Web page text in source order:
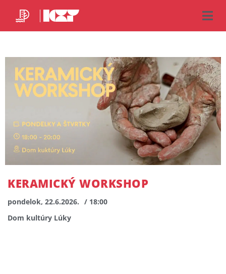
KERAMICKÝ WORKSHOP
pondelok, 22.6.2026. / 18:00
Dom kultúry Lúky